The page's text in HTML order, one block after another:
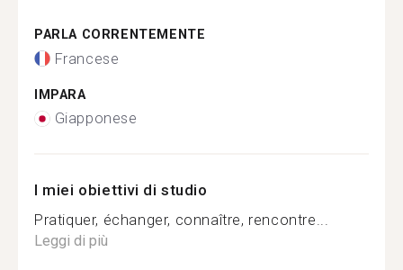
PARLA CORRENTEMENTE
Francese
IMPARA
Giapponese
I miei obiettivi di studio
Pratiquer, échanger, connaître, rencontre...
Leggi di più